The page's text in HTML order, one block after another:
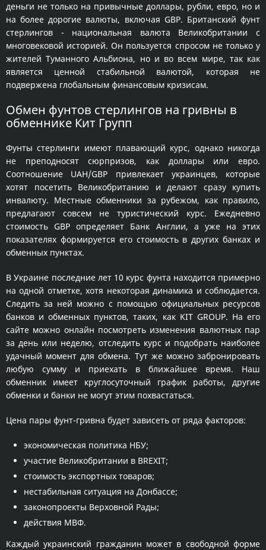
деньги не только на привычные доллары, рубли, евро, но и
на более дорогие валюты, включая GBP. Британский фунт
стерлингов - национальная валюта Великобритании с
многовековой историей. Он пользуется спросом не только у
жителей Туманного Альбиона, но и во всем мире, так как
является ценной стабильной валютой, которая не
подвержена глобальным финансовым кризисам.
Обмен фунтов стерлингов на гривны в
обменнике Кит Групп
Фунты стерлинги имеют плавающий курс, однако никогда
не преподносят сюрпризов, как доллары или евро.
Соотношение UAH/GBP привлекает украинцев, которые
хотят посетить Великобританию и делают сразу купить
инвалюту. Местные обменники за рубежом, как правило,
предлагают совсем не туристический курс. Ежедневно
стоимость GBP определяет Банк Англии, а уже на этих
показателях формируется его стоимость в других банках и
обменных пунктах.
В Украине последние лет 10 курс фунта находится примерно
на одной отметке, хотя некоторая динамика и соблюдается.
Следить за ней можно с помощью официальных ресурсов
банков и обменных пунктов, таких, как KIT GROUP. На его
сайте можно онлайн посмотреть изменения валютных пар
за день или неделю, отследить курс и подобрать наиболее
удачный момент для обмена. Тут же можно забронировать
любую сумму и приехать в ближайшее время. Наш
обменник имеет круглосуточный график работы, другие
обменки и банки не могут этим похвастаться.
Цена пары фунт-гривна будет зависеть от ряда факторов:
экономическая политика НБУ;
участие Великобритании в BREXIT;
стоимость экспортных товаров;
нестабильная ситуация на Донбассе;
законопроекты Верховной Рады;
действия МВФ.
Каждый украинский гражданин может в свободной форме